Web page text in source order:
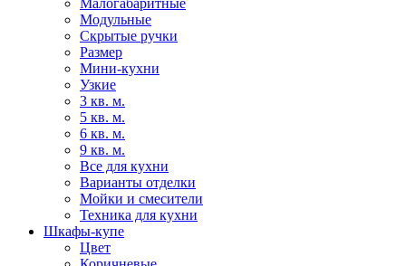
Малогабаритные
Модульные
Скрытые ручки
Размер
Мини-кухни
Узкие
3 кв. м.
5 кв. м.
6 кв. м.
9 кв. м.
Все для кухни
Варианты отделки
Мойки и смесители
Техника для кухни
Шкафы-купе
Цвет